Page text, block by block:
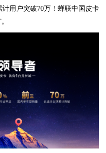
用户突破70万！蝉联中国皮卡